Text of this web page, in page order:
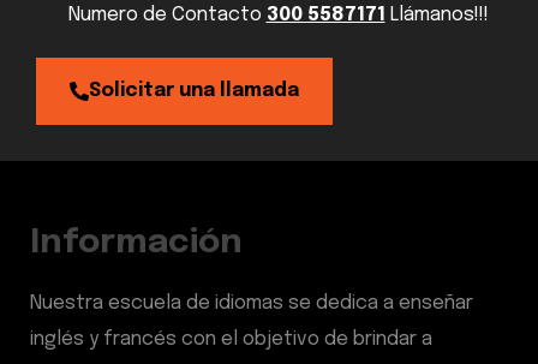
Numero de Contacto 300 5587171 Llámanos!!!
Solicitar una llamada
Información
Nuestra escuela de idiomas se dedica a enseñar
inglés y francés con el objetivo de brindar a